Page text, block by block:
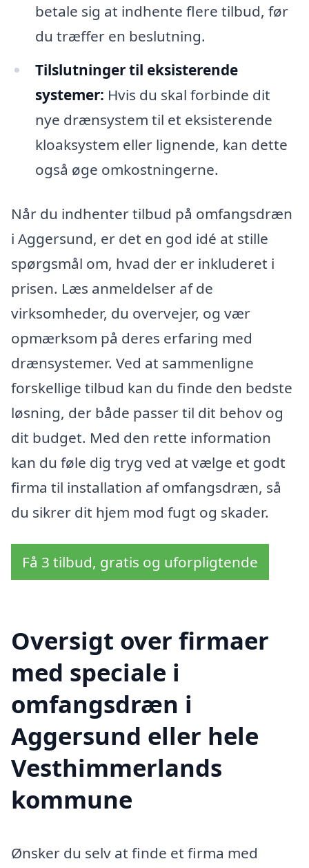
betale sig at indhente flere tilbud, før
du træffer en beslutning.
Tilslutninger til eksisterende
systemer: Hvis du skal forbinde dit
nye drænsystem til et eksisterende
kloaksystem eller lignende, kan dette
også øge omkostningerne.
Når du indhenter tilbud på omfangsdræn
i Aggersund, er det en god idé at stille
spørgsmål om, hvad der er inkluderet i
prisen. Læs anmeldelser af de
virksomheder, du overvejer, og vær
opmærksom på deres erfaring med
drænsystemer. Ved at sammenligne
forskellige tilbud kan du finde den bedste
løsning, der både passer til dit behov og
dit budget. Med den rette information
kan du føle dig tryg ved at vælge et godt
firma til installation af omfangsdræn, så
du sikrer dit hjem mod fugt og skader.
Få 3 tilbud, gratis og uforpligtende
Oversigt over firmaer
med speciale i
omfangsdræn i
Aggersund eller hele
Vesthimmerlands
kommune
Ønsker du selv at finde et firma med